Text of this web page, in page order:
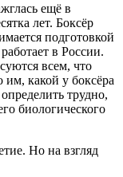
ещё в
лет. Боксёр
подготовкой
в России.
всем, что
им, какой у боксёра
трудно,
биологического
Но на взгляд